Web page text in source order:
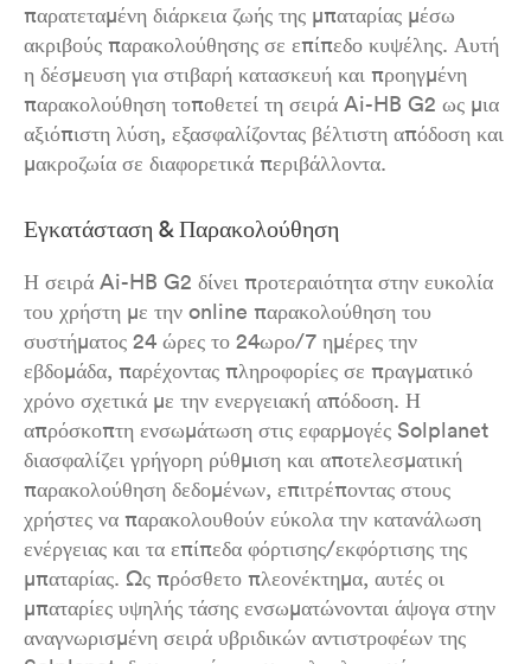
παρατεταμένη διάρκεια ζωής της μπαταρίας μέσω
ακριβούς παρακολούθησης σε επίπεδο κυψέλης. Αυτή
η δέσμευση για στιβαρή κατασκευή και προηγμένη
παρακολούθηση τοποθετεί τη σειρά Ai-HB G2 ως μια
αξιόπιστη λύση, εξασφαλίζοντας βέλτιστη απόδοση και
μακροζωία σε διαφορετικά περιβάλλοντα.
Εγκατάσταση & Παρακολούθηση
Η σειρά Ai-HB G2 δίνει προτεραιότητα στην ευκολία
του χρήστη με την online παρακολούθηση του
συστήματος 24 ώρες το 24ωρο/7 ημέρες την
εβδομάδα, παρέχοντας πληροφορίες σε πραγματικό
χρόνο σχετικά με την ενεργειακή απόδοση. Η
απρόσκοπτη ενσωμάτωση στις εφαρμογές Solplanet
διασφαλίζει γρήγορη ρύθμιση και αποτελεσματική
παρακολούθηση δεδομένων, επιτρέποντας στους
χρήστες να παρακολουθούν εύκολα την κατανάλωση
ενέργειας και τα επίπεδα φόρτισης/εκφόρτισης της
μπαταρίας. Ως πρόσθετο πλεονέκτημα, αυτές οι
μπαταρίες υψηλής τάσης ενσωματώνονται άψογα στην
αναγνωρισμένη σειρά υβριδικών αντιστροφέων της